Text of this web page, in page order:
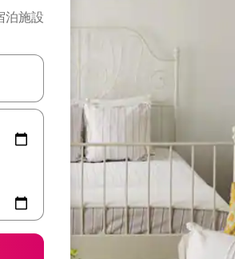
泊施設
て移動するか、画面をタッチまたはスワ